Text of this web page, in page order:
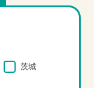
茨城